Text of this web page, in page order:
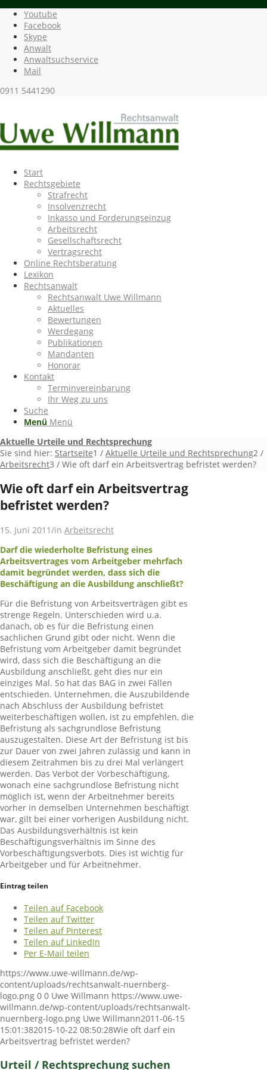
Youtube
Facebook
Skype
Anwalt
Anwaltsuchservice
Mail
0911 5441290
Start
Rechtsgebiete
Strafrecht
Insolvenzrecht
Inkasso und Forderungseinzug
Arbeitsrecht
Gesellschaftsrecht
Vertragsrecht
Online Rechtsberatung
Lexikon
Rechtsanwalt
Rechtsanwalt Uwe Willmann
Aktuelles
Bewertungen
Werdegang
Publikationen
Mandanten
Honorar
Kontakt
Terminvereinbarung
Ihr Weg zu uns
Suche
Menü Menü
Aktuelle Urteile und Rechtsprechung
Sie sind hier: Startseite1 / Aktuelle Urteile und Rechtsprechung2 /
Arbeitsrecht3 / Wie oft darf ein Arbeitsvertrag befristet werden?
Wie oft darf ein Arbeitsvertrag
befristet werden?
15. Juni 2011/in Arbeitsrecht
Darf die wiederholte Befristung eines
Arbeitsvertrages vom Arbeitgeber mehrfach
damit begründet werden, dass sich die
Beschäftigung an die Ausbildung anschließt?
Für die Befristung von Arbeitsverträgen gibt es
strenge Regeln. Unterschieden wird u.a.
danach, ob es für die Befristung einen
sachlichen Grund gibt oder nicht. Wenn die
Befristung vom Arbeitgeber damit begründet
wird, dass sich die Beschäftigung an die
Ausbildung anschließt, geht dies nur ein
einziges Mal. So hat das BAG in zwei Fällen
entschieden. Unternehmen, die Auszubildende
nach Abschluss der Ausbildung befristet
weiterbeschäftigen wollen, ist zu empfehlen, die
Befristung als sachgrundlose Befristung
auszugestalten. Diese Art der Befristung ist bis
zur Dauer von zwei Jahren zulässig und kann in
diesem Zeitrahmen bis zu drei Mal verlängert
werden. Das Verbot der Vorbeschäftigung,
wonach eine sachgrundlose Befristung nicht
möglich ist, wenn der Arbeitnehmer bereits
vorher in demselben Unternehmen beschäftigt
war, gilt bei einer vorherigen Ausbildung nicht.
Das Ausbildungsverhältnis ist kein
Beschäftigungsverhältnis im Sinne des
Vorbeschäftigungsverbots. Dies ist wichtig für
Arbeitgeber und für Arbeitnehmer.
Eintrag teilen
Teilen auf Facebook
Teilen auf Twitter
Teilen auf Pinterest
Teilen auf LinkedIn
Per E-Mail teilen
https://www.uwe-willmann.de/wp-
content/uploads/rechtsanwalt-nuernberg-
logo.png 0 0 Uwe Willmann https://www.uwe-
willmann.de/wp-content/uploads/rechtsanwalt-
nuernberg-logo.png Uwe Willmann2011-06-15
15:01:382015-10-22 08:50:28Wie oft darf ein
Arbeitsvertrag befristet werden?
Urteil / Rechtsprechung suchen